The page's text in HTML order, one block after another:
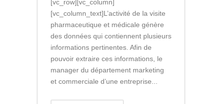
[vc_row][vc_column]
[vc_column_text]L’activité de la visite
pharmaceutique et médicale génère
des données qui contiennent plusieurs
informations pertinentes. Afin de
pouvoir extraire ces informations, le
manager du département marketing
et commerciale d’une entreprise...